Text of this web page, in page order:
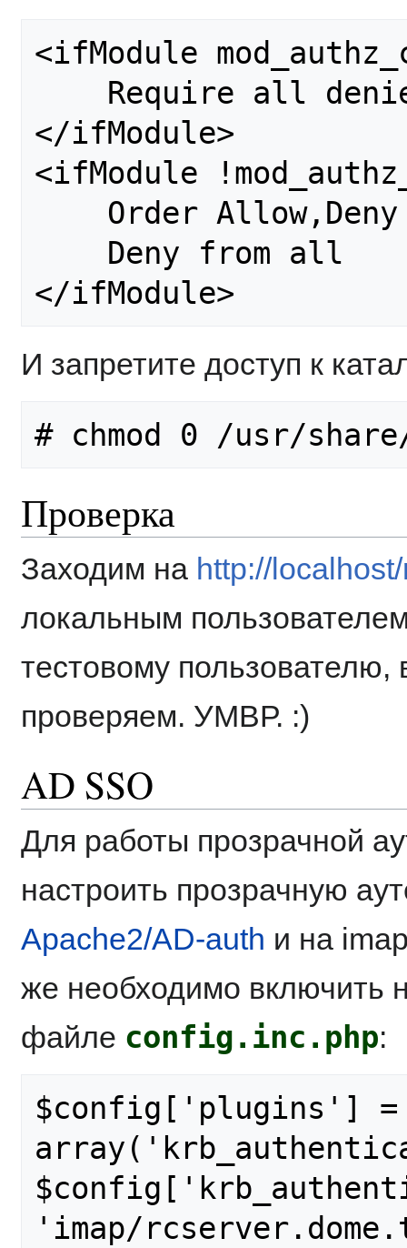
<ifModule
</ifModule>
<ifModule
</ifModule>
И запретите доступ к
# chmod 0 /usr/
Проверка
Заходим на http://
локальным
тестовому
проверяем. УМВР. :)
AD SSO
Для работы прозрачной
настроить прозрачную
Apache2/AD-auth и на
же необходимо включить
файле config.inc.php:
$config['plugins'] =
'imap/